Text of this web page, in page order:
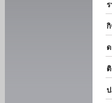
รา
กิจ
ดา
ติ
ปฏิ